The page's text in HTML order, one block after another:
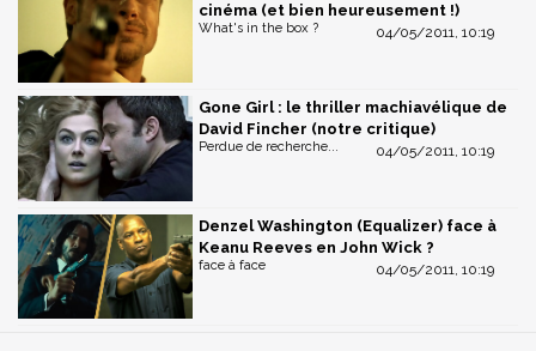
cinéma (et bien heureusement !)
04/05/2011, 10:19
What's in the box ?
Gone Girl : le thriller machiavélique de
David Fincher (notre critique)
04/05/2011, 10:19
Perdue de recherche...
Denzel Washington (Equalizer) face à
Keanu Reeves en John Wick ?
04/05/2011, 10:19
face à face